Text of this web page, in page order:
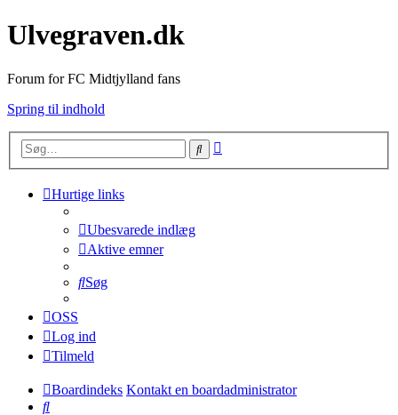
Ulvegraven.dk
Forum for FC Midtjylland fans
Spring til indhold
Søg
Hurtige links
Ubesvarede indlæg
Aktive emner
Søg
OSS
Log ind
Tilmeld
Boardindeks Kontakt en boardadministrator
Søg